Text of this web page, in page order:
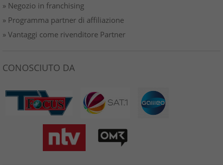
» Negozio in franchising
» Programma partner di affiliazione
» Vantaggi come rivenditore Partner
CONOSCIUTO DA